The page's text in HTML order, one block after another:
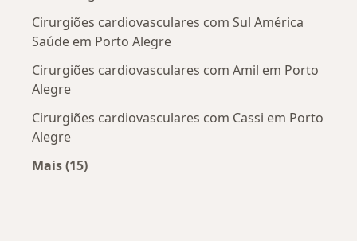
Cirurgiões cardiovasculares com Sul América
Saúde em Porto Alegre
Cirurgiões cardiovasculares com Amil em Porto
Alegre
Cirurgiões cardiovasculares com Cassi em Porto
Alegre
Mais (15)